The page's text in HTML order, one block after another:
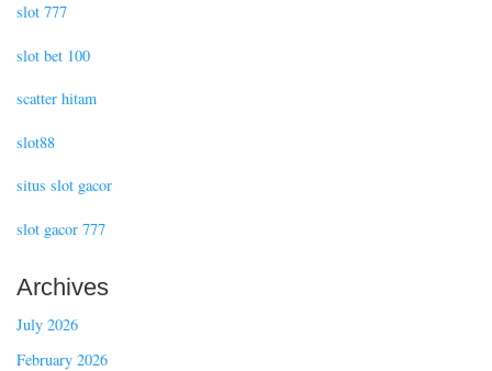
slot 777
slot bet 100
scatter hitam
slot88
situs slot gacor
slot gacor 777
Archives
July 2026
February 2026